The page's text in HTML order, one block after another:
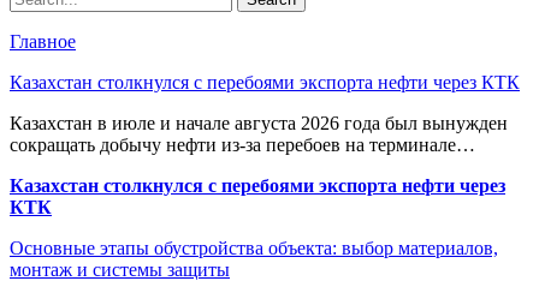
Главное
Казахстан столкнулся с перебоями экспорта нефти через КТК
Казахстан в июле и начале августа 2026 года был вынужден
сокращать добычу нефти из-за перебоев на терминале…
Казахстан столкнулся с перебоями экспорта нефти через
КТК
Основные этапы обустройства объекта: выбор материалов,
монтаж и системы защиты